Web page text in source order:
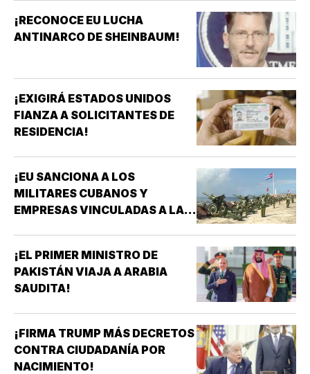
¡RECONOCE EU LUCHA
ANTINARCO DE SHEINBAUM!
¡EXIGIRÁ ESTADOS UNIDOS
FIANZA A SOLICITANTES DE
RESIDENCIA!
¡EU SANCIONA A LOS
MILITARES CUBANOS Y
EMPRESAS VINCULADAS A LA
¡EL PRIMER MINISTRO DE
PAKISTÁN VIAJA A ARABIA
SAUDITA!
¡FIRMA TRUMP MÁS DECRETOS
CONTRA CIUDADANÍA POR
NACIMIENTO!